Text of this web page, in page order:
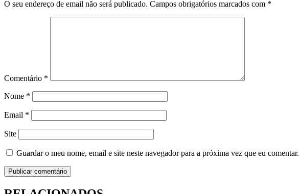
O seu endereço de email não será publicado. Campos obrigatórios marcados com *
Comentário *
Nome *
Email *
Site
Guardar o meu nome, email e site neste navegador para a próxima vez que eu comentar.